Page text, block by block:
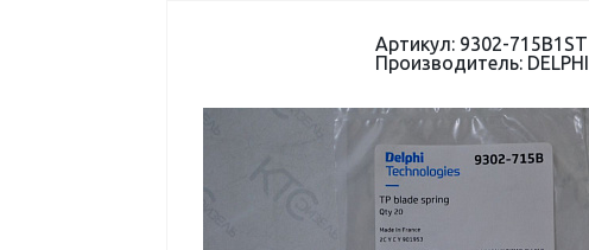
Артикул: 9302-715B1ST
Производитель: DELPHI